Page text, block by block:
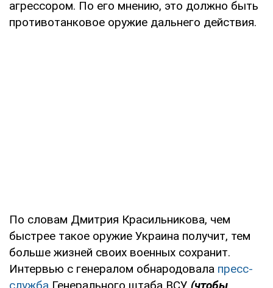
агрессором. По его мнению, это должно быть
противотанковое оружие дальнего действия.
По словам Дмитрия Красильникова, чем
быстрее такое оружие Украина получит, тем
больше жизней своих военных сохранит.
Интервью с генералом обнародовала пресс-
служба Генерального штаба ВСУ (чтобы